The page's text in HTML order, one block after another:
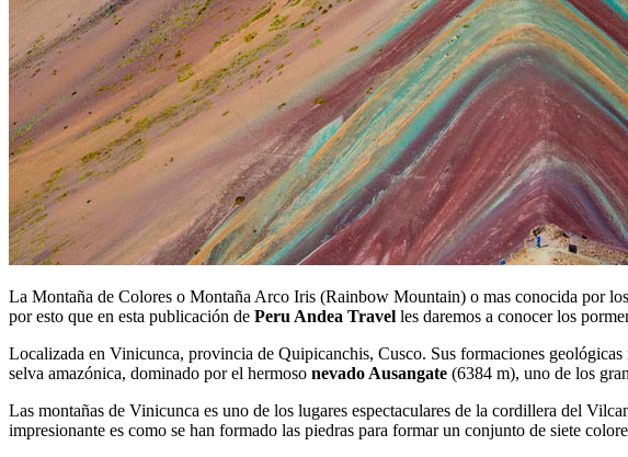
La Montaña de Colores o Montaña Arco Iris (Rainbow Mountain) o mas conocida por
por esto que en esta publicación de Peru Andea Travel les daremos a conocer los
Localizada en Vinicunca, provincia de Quipicanchis, Cusco. Sus formaciones
selva amazónica, dominado por el hermoso nevado Ausangate (6384 m), uno de los
Las montañas de Vinicunca es uno de los lugares espectaculares de la cordillera del
impresionante es como se han formado las piedras para formar un conjunto de siete